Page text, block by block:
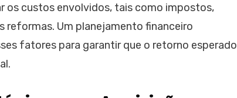
os custos envolvidos, tais como impostos,
reformas. Um planejamento financeiro
fatores para garantir que o retorno esperado